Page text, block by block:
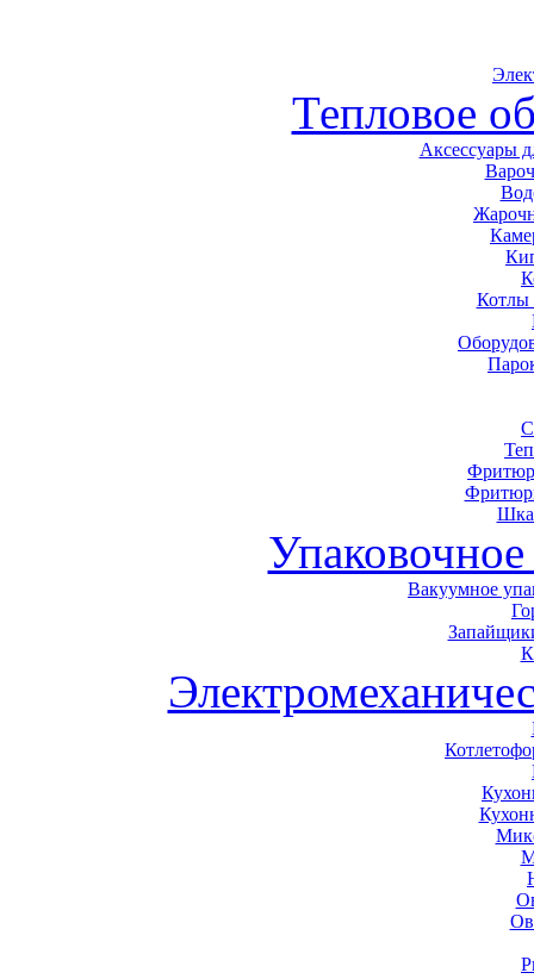
Тепловое
Аксессуары
Котлы
Вакуумное